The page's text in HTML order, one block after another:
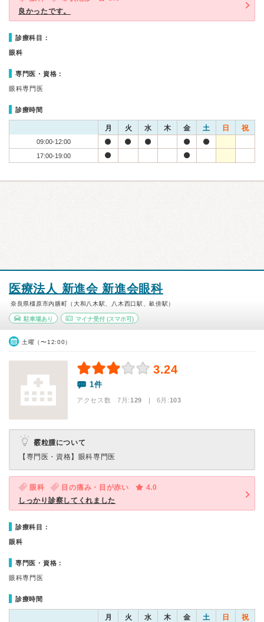
良かったです。
診療科目：
眼科
専門医・資格：
眼科専門医
診療時間
月 火 水 木 金 土 日 祝
09:00-12:00
17:00-19:00
医療法人 新進会 新進会眼科
奈良県橿原市内膳町（大和八木駅、八木西口駅、畝傍駅）
駐車場あり マイナ受付(スマホ可)
土曜（〜12:00）
3.24
1件
アクセス数 7月:129 | 6月:103
霰粒腫について
【専門医・資格】 眼科専門医
眼科 目の痛み・目が赤い
4.0
しっかり診察してくれました
診療科目：
眼科
専門医・資格：
眼科専門医
診療時間
月 火 水 木 金 土 日 祝